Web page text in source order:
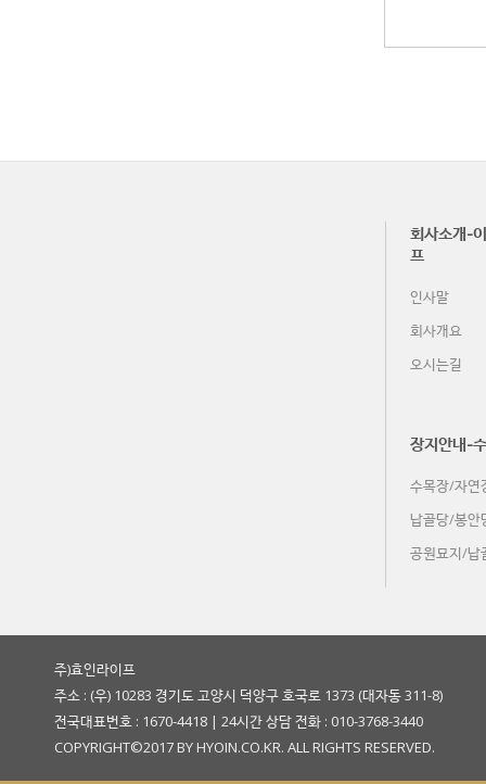
회사소개-
프
인사말
회사개요
오시는길
장지안내-
수목장/자연
납골당/봉안
공원묘지/납
주)효인라이프
주소 : (우) 10283 경기도 고양시 덕양구 호국로 1373 (대자동 311-8)
전국대표번호 : 1670-4418 | 24시간 상담 전화 : 010-3768-3440
COPYRIGHT©2017 BY HYOIN.CO.KR. ALL RIGHTS RESERVED.